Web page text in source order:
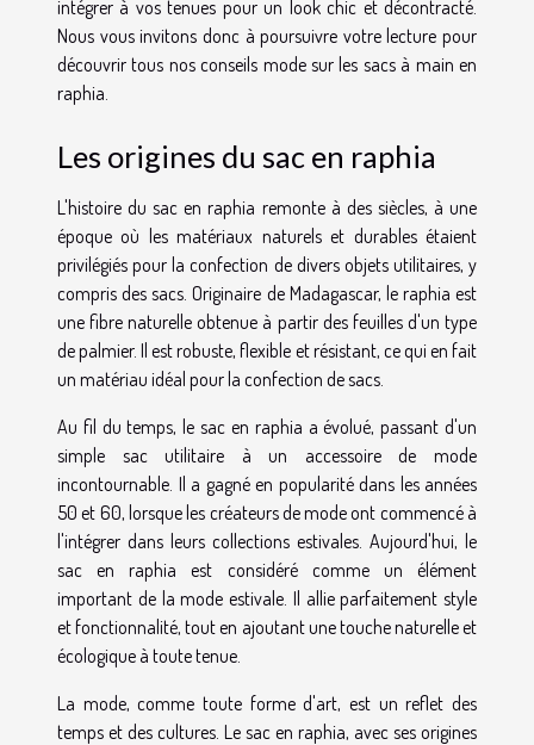
intégrer à vos tenues pour un look chic et décontracté.
Nous vous invitons donc à poursuivre votre lecture pour
découvrir tous nos conseils mode sur les sacs à main en
raphia.
Les origines du sac en raphia
L'histoire du sac en raphia remonte à des siècles, à une
époque où les matériaux naturels et durables étaient
privilégiés pour la confection de divers objets utilitaires, y
compris des sacs. Originaire de Madagascar, le raphia est
une fibre naturelle obtenue à partir des feuilles d'un type
de palmier. Il est robuste, flexible et résistant, ce qui en fait
un matériau idéal pour la confection de sacs.
Au fil du temps, le sac en raphia a évolué, passant d'un
simple sac utilitaire à un accessoire de mode
incontournable. Il a gagné en popularité dans les années
50 et 60, lorsque les créateurs de mode ont commencé à
l'intégrer dans leurs collections estivales. Aujourd'hui, le
sac en raphia est considéré comme un élément
important de la mode estivale. Il allie parfaitement style
et fonctionnalité, tout en ajoutant une touche naturelle et
écologique à toute tenue.
La mode, comme toute forme d'art, est un reflet des
temps et des cultures. Le sac en raphia, avec ses origines